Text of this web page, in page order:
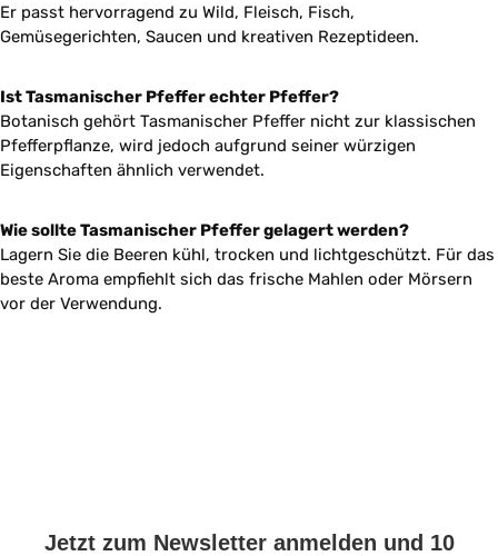
Er passt hervorragend zu Wild, Fleisch, Fisch,
Gemüsegerichten, Saucen und kreativen Rezeptideen.
Ist Tasmanischer Pfeffer echter Pfeffer?
Botanisch gehört Tasmanischer Pfeffer nicht zur klassischen
Pfefferpflanze, wird jedoch aufgrund seiner würzigen
Eigenschaften ähnlich verwendet.
Wie sollte Tasmanischer Pfeffer gelagert werden?
Lagern Sie die Beeren kühl, trocken und lichtgeschützt. Für das
beste Aroma empfiehlt sich das frische Mahlen oder Mörsern
vor der Verwendung.
Jetzt zum Newsletter anmelden und 10